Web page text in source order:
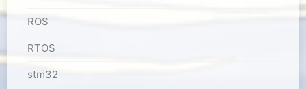
ROS
RTOS
stm32